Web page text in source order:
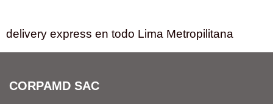
delivery express en todo Lima Metropilitana
CORPAMD SAC